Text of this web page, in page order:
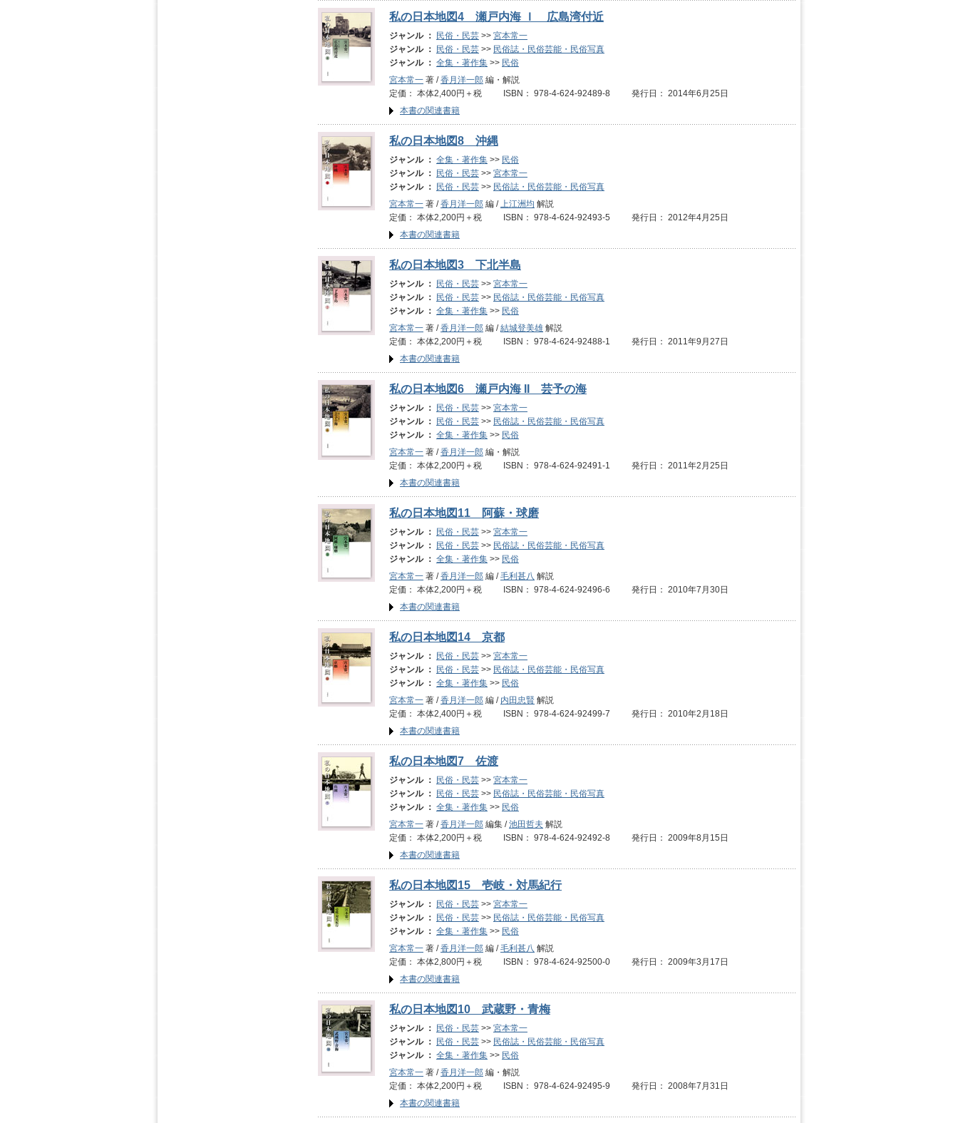
私の日本地図4 瀬戸内海 Ｉ 広島湾付近
ジャンル ： 民俗・民芸 >> 宮本常一
ジャンル ：
民俗・民芸 >> 民俗誌・民俗芸能・民俗写真
ジャンル ： 全集・著作集 >> 民俗
宮本常一 著 /香月洋一郎 編・解説
定価： 本体2,400円＋税 ISBN： 978-4-624-92489-8 発行日： 2014年6月25日
本書の関連書籍
私の日本地図8 沖縄
ジャンル ： 全集・著作集 >> 民俗
ジャンル ：
民俗・民芸 >> 宮本常一
ジャンル ：
民俗・民芸 >> 民俗誌・民俗芸能・民俗写真
宮本常一 著 /香月洋一郎 編 /上江洲均 解説
定価： 本体2,200円＋税 ISBN： 978-4-624-92493-5 発行日： 2012年4月25日
本書の関連書籍
私の日本地図3 下北半島
ジャンル ： 民俗・民芸 >> 宮本常一
ジャンル ：
民俗・民芸 >> 民俗誌・民俗芸能・民俗写真
ジャンル ： 全集・著作集 >> 民俗
宮本常一 著 /香月洋一郎 編 /結城登美雄 解説
定価： 本体2,200円＋税 ISBN： 978-4-624-92488-1 発行日： 2011年9月27日
本書の関連書籍
私の日本地図6 瀬戸内海 II 芸予の海
ジャンル ： 民俗・民芸 >> 宮本常一
ジャンル ：
民俗・民芸 >> 民俗誌・民俗芸能・民俗写真
ジャンル ： 全集・著作集 >> 民俗
宮本常一 著 /香月洋一郎 編・解説
定価： 本体2,200円＋税 ISBN： 978-4-624-92491-1 発行日： 2011年2月25日
本書の関連書籍
私の日本地図11 阿蘇・球磨
ジャンル ： 民俗・民芸 >> 宮本常一
ジャンル ：
民俗・民芸 >> 民俗誌・民俗芸能・民俗写真
ジャンル ： 全集・著作集 >> 民俗
宮本常一 著 /香月洋一郎 編 /毛利甚八 解説
定価： 本体2,200円＋税 ISBN： 978-4-624-92496-6 発行日： 2010年7月30日
本書の関連書籍
私の日本地図14 京都
ジャンル ： 民俗・民芸 >> 宮本常一
ジャンル ：
民俗・民芸 >> 民俗誌・民俗芸能・民俗写真
ジャンル ： 全集・著作集 >> 民俗
宮本常一 著 /香月洋一郎 編 / 内田忠賢 解説
定価： 本体2,400円＋税 ISBN： 978-4-624-92499-7 発行日： 2010年2月18日
本書の関連書籍
私の日本地図7 佐渡
ジャンル ： 民俗・民芸 >> 宮本常一
ジャンル ：
民俗・民芸 >> 民俗誌・民俗芸能・民俗写真
ジャンル ： 全集・著作集 >> 民俗
宮本常一 著 /香月洋一郎 編集 /池田哲夫 解説
定価： 本体2,200円＋税 ISBN： 978-4-624-92492-8 発行日： 2009年8月15日
本書の関連書籍
私の日本地図15 壱岐・対馬紀行
ジャンル ： 民俗・民芸 >> 宮本常一
ジャンル ：
民俗・民芸 >> 民俗誌・民俗芸能・民俗写真
ジャンル ： 全集・著作集 >> 民俗
宮本常一 著 /香月洋一郎 編 /毛利甚八 解説
定価： 本体2,800円＋税 ISBN： 978-4-624-92500-0 発行日： 2009年3月17日
本書の関連書籍
私の日本地図10 武蔵野・青梅
ジャンル ： 民俗・民芸 >> 宮本常一
ジャンル ：
民俗・民芸 >> 民俗誌・民俗芸能・民俗写真
ジャンル ： 全集・著作集 >> 民俗
宮本常一 著 /香月洋一郎 編・解説
定価： 本体2,200円＋税 ISBN： 978-4-624-92495-9 発行日： 2008年7月31日
本書の関連書籍